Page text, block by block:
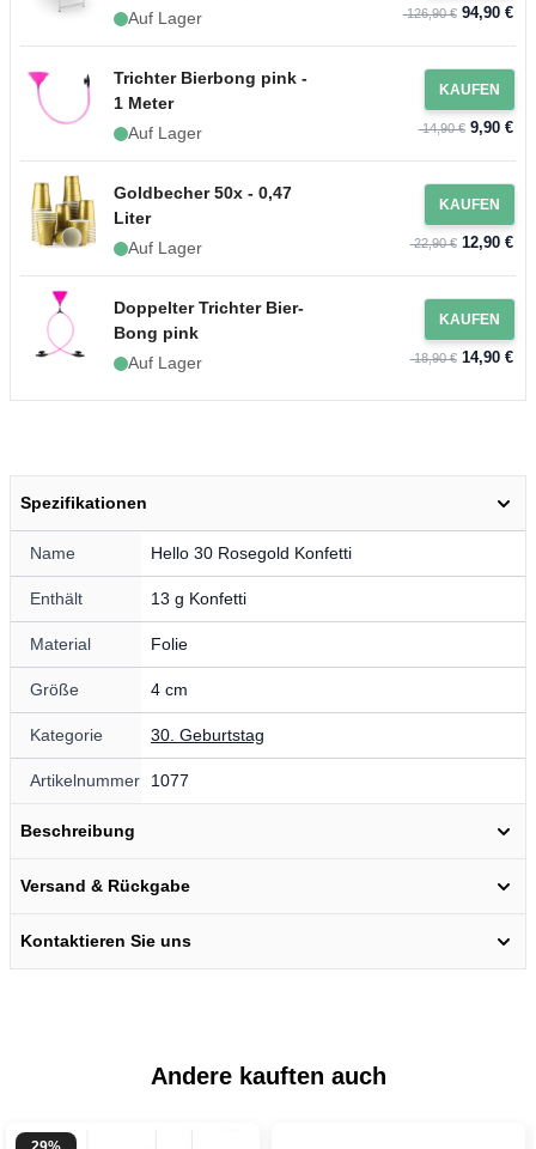
Auf Lager
126,90 €94,90 €
Trichter Bierbong pink -
1 Meter
Auf Lager
KAUFEN
14,90 €9,90 €
Goldbecher 50x - 0,47
Liter
Auf Lager
KAUFEN
22,90 €12,90 €
Doppelter Trichter Bier-
Bong pink
Auf Lager
KAUFEN
18,90 €14,90 €
Spezifikationen
Name Hello 30 Rosegold Konfetti
Enthält 13 g Konfetti
Material Folie
Größe 4 cm
Kategorie 30. Geburtstag
Artikelnummer 1077
Beschreibung
Versand & Rückgabe
Kontaktieren Sie uns
Andere kauften auch